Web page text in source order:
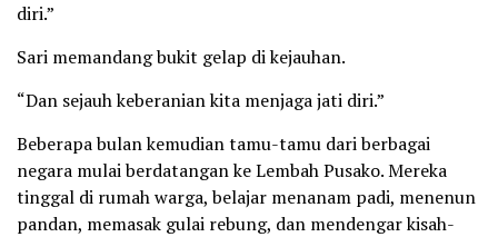
diri.”
Sari memandang bukit gelap di kejauhan.
“Dan sejauh keberanian kita menjaga jati diri.”
Beberapa bulan kemudian tamu-tamu dari berbagai
negara mulai berdatangan ke Lembah Pusako. Mereka
tinggal di rumah warga, belajar menanam padi, menenun
pandan, memasak gulai rebung, dan mendengar kisah-